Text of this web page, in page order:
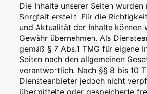
Die Inhalte unserer Seiten
Sorgfalt erstellt. Für die
und Aktualität der Inhalte können
Gewähr übernehmen. Als
gemäß § 7 Abs.1 TMG für eigene
Seiten nach den allgemeinen
verantwortlich. Nach §§ 8 bis 10
Diensteanbieter jedoch nicht
übermittelte oder gespeicherte